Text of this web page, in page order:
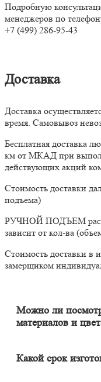
Подробную
менеджеров по
+7 (499) 286-95-43
Доставка
Доставка
время. Самовывоз
Бесплатная доставка
км от МКАД при
действующих акций
Стоимость доставки
подъема)
РУЧНОЙ ПОДЪЕМ
зависит от кол-ва
Стоимость доставки в
замерщиком
Можно ли
материалов и
месте в собственном
Какой срок